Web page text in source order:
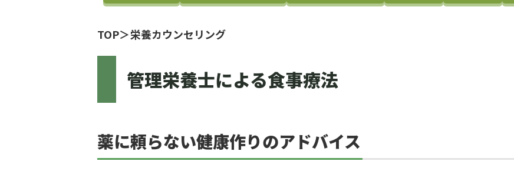
TOP 栄養カウンセリング
管理栄養士による食事療法
薬に頼らない健康作りのアドバイス